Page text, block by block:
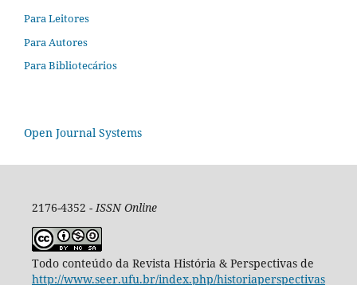
Para Leitores
Para Autores
Para Bibliotecários
Open Journal Systems
2176-4352 -ISSN Online
Todo conteúdo da Revista História & Perspectivas de
http://www.seer.ufu.br/index.php/historiaperspectivas